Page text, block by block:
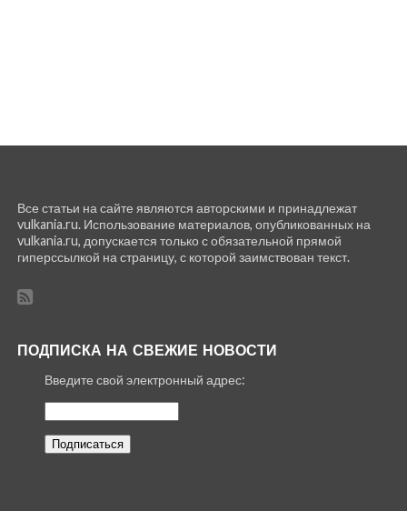
Все статьи на сайте являются авторскими и принадлежат
vulkania.ru. Использование материалов, опубликованных на
vulkania.ru, допускается только с обязательной прямой
гиперссылкой на страницу, с которой заимствован текст.
ПОДПИСКА НА СВЕЖИЕ НОВОСТИ
Введите свой электронный адрес: